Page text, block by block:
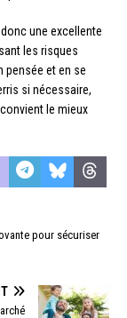
une excellente
les risques
pensée et en se
si nécessaire,
le mieux
pour sécuriser